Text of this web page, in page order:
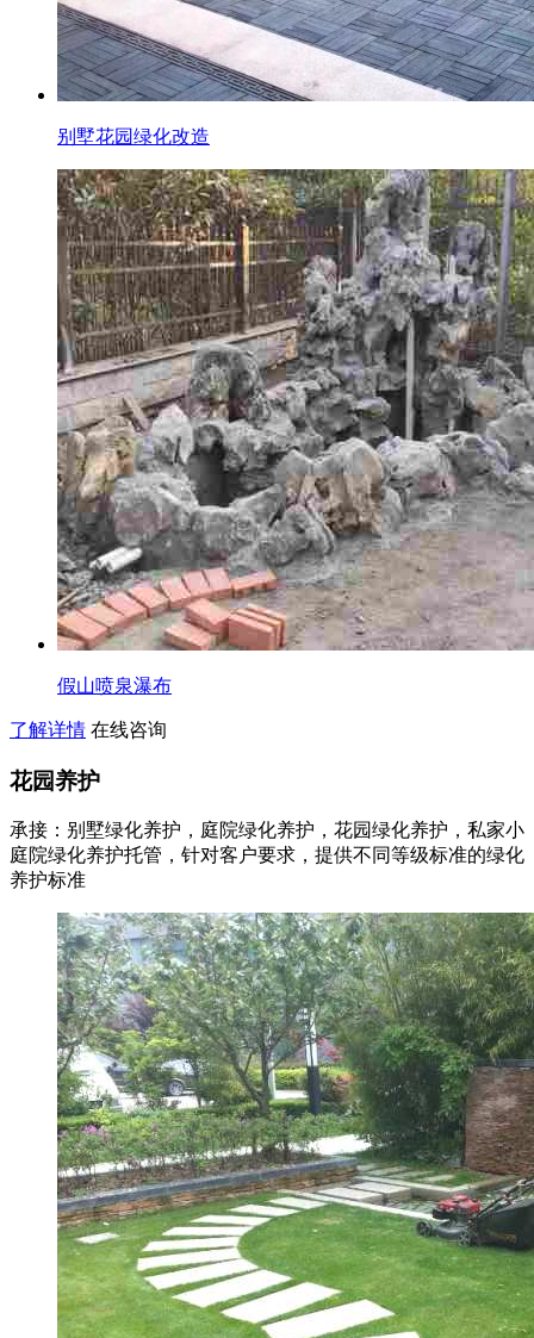
别墅花园绿化改造
假山喷泉瀑布
了解详情 在线咨询
花园养护
承接：别墅绿化养护，庭院绿化养护，花园绿化养护，私家小
庭院绿化养护托管，针对客户要求，提供不同等级标准的绿化
养护标准